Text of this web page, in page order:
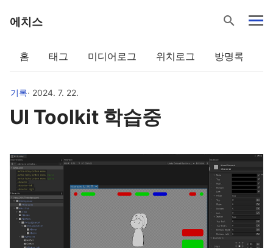
에치스 search
홈 태그 미디어로그 위치로그 방명록
기록· 2024. 7. 22.
UI Toolkit 학습중